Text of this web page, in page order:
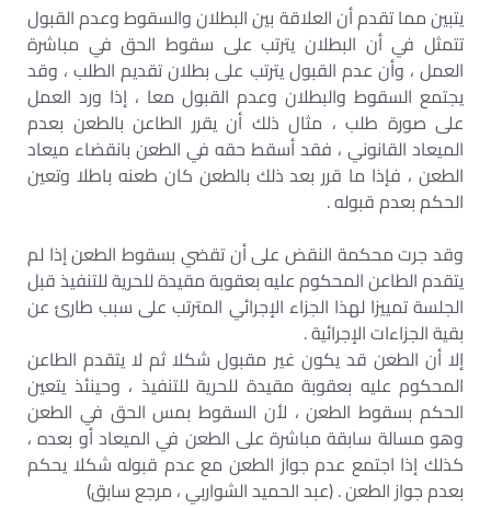
يتبين مما تقدم أن العلاقة بين البطلان والسقوط وعدم القبول
تتمثل في أن البطلان يترتب على سقوط الحق في مباشرة
العمل ، وأن عدم القبول يترتب على بطلان تقديم الطلب ، وقد
يجتمع السقوط والبطلان وعدم القبول معا ، إذا ورد العمل
على صورة طلب ، مثال ذلك أن يقرر الطاعن بالطعن بعدم
الميعاد القانوني ، فقد أسقط حقه في الطعن بانقضاء ميعاد
الطعن ، فإذا ما قرر بعد ذلك بالطعن كان طعنه باطلا وتعين
الحكم بعدم قبوله .
وقد جرت محكمة النقض على أن تقضي بسقوط الطعن إذا لم
يتقدم الطاعن المحكوم عليه بعقوبة مقيدة للحرية للتنفيذ قبل
الجلسة تمييزا لهذا الجزاء الإجرائي المترتب على سبب طارئ عن
بقية الجزاءات الإجرائية .
إلا أن الطعن قد يكون غير مقبول شكلا ثم لا يتقدم الطاعن
المحكوم عليه بعقوبة مقيدة للحرية للتنفيذ ، وحينئذ يتعين
الحكم بسقوط الطعن ، لأن السقوط بمس الحق في الطعن
وهو مسالة سابقة مباشرة على الطعن في الميعاد أو بعده ،
كذلك إذا اجتمع عدم جواز الطعن مع عدم قبوله شكلا يحكم
بعدم جواز الطعن . (عبد الحميد الشواربي ، مرجع سابق)